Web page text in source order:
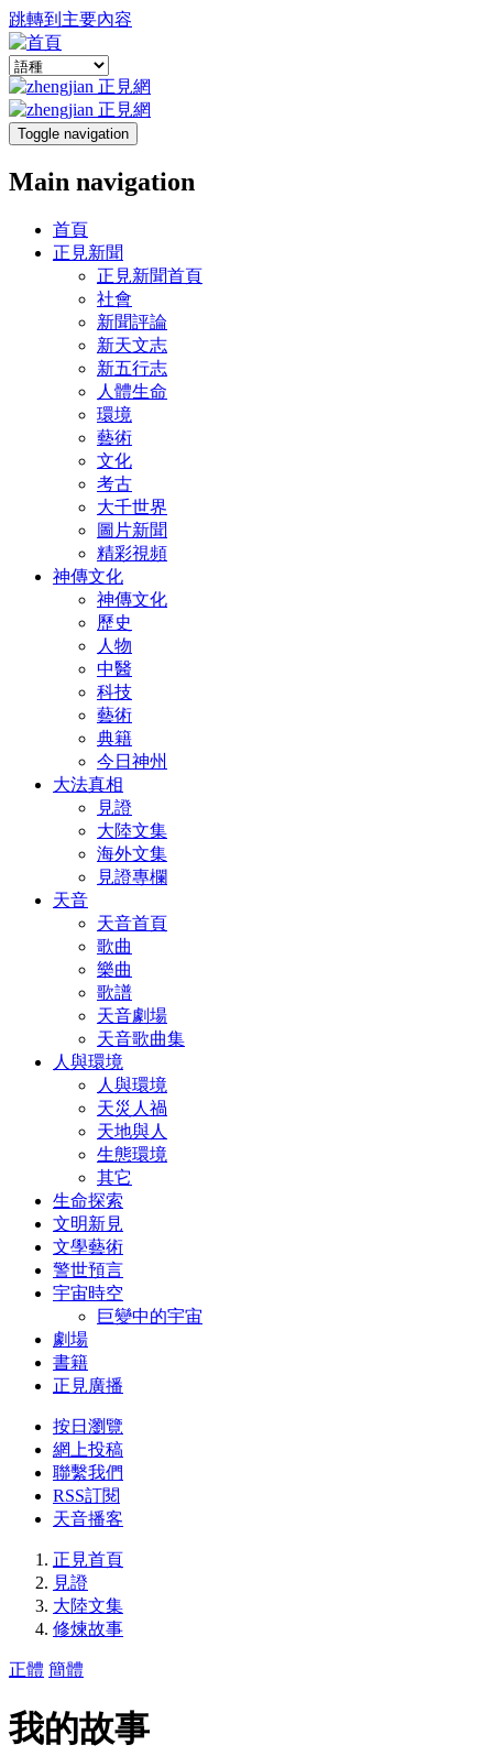
跳轉到主要內容
Toggle navigation
Main navigation
首頁
正見新聞
正見新聞首頁
社會
新聞評論
新天文志
新五行志
人體生命
環境
藝術
文化
考古
大千世界
圖片新聞
精彩視頻
神傳文化
神傳文化
歷史
人物
中醫
科技
藝術
典籍
今日神州
大法真相
見證
大陸文集
海外文集
見證專欄
天音
天音首頁
歌曲
樂曲
歌譜
天音劇場
天音歌曲集
人與環境
人與環境
天災人禍
天地與人
生態環境
其它
生命探索
文明新見
文學藝術
警世預言
宇宙時空
巨變中的宇宙
劇場
書籍
正見廣播
按日瀏覽
網上投稿
聯繫我們
RSS訂閱
天音播客
正見首頁
見證
大陸文集
修煉故事
正體 簡體
我的故事